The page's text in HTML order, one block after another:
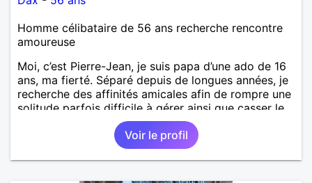
Homme célibataire de 56 ans recherche rencontre
amoureuse
Moi, c’est Pierre-Jean, je suis papa d’une ado de 16
ans, ma fierté. Séparé depuis de longues années, je
recherche des affinités amicales afin de rompre une
solitude parfois difficile à gérer ainsi que casser le
vague à l’âme. L’amitié reste extrêmement
importante à mes yeux mais peut se décliner en des
sentiments plus puissants. « Le temps fera son
œuvre » disait Arthur Schopenhauer, philosophe
Voir le profil